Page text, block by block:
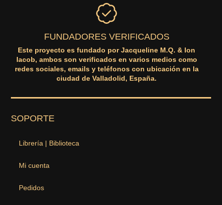
FUNDADORES VERIFICADOS
Este proyecto es fundado por Jacqueline M.Q. & Ion
Iacob, ambos son verificados en varios medios como
redes sociales, emails y teléfonos con ubicación en la
ciudad de Valladolid, España.
SOPORTE
Librería | Biblioteca
Mi cuenta
Pedidos